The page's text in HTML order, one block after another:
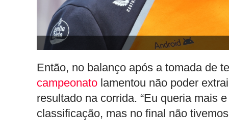
Então, no balanço após a tomada de
campeonato lamentou não poder
resultado na corrida. “Eu queria mais
classificação, mas no final não